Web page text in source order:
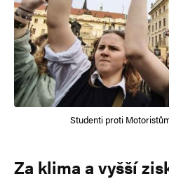
Studenti proti
Za klima a vyšší